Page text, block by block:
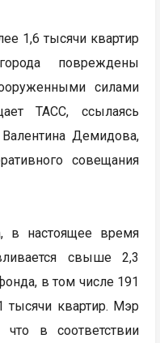
1,6 тысячи квартир
повреждены
силами
ТАСС, ссылаясь
Демидова,
совещания
в настоящее время
свыше 2,3
в том числе 191
тысячи квартир. Мэр
что в соответствии